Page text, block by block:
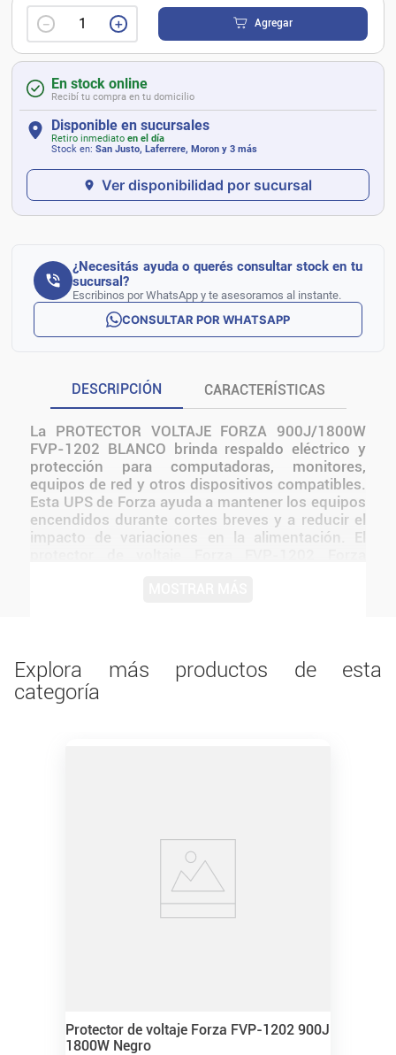
＋
－ Agregar
En stock online
Recibí tu compra en tu domicilio
Disponible en sucursales
Retiro inmediato en el día
Stock en: San Justo, Laferrere, Moron y 3 más
Ver disponibilidad por sucursal
¿Necesitás ayuda o querés consultar stock en tu
sucursal?
Escribinos por WhatsApp y te asesoramos al instante.
CONSULTAR POR WHATSAPP
DESCRIPCIÓN CARACTERÍSTICAS
La PROTECTOR VOLTAJE FORZA 900J/1800W
FVP-1202 BLANCO brinda respaldo eléctrico y
protección para computadoras, monitores,
equipos de red y otros dispositivos compatibles.
Esta UPS de Forza ayuda a mantener los equipos
encendidos durante cortes breves y a reducir el
impacto de variaciones en la alimentación. El
Explora más productos de esta
categoría
Protector de voltaje Forza FVP-1202 900J
1800W Negro